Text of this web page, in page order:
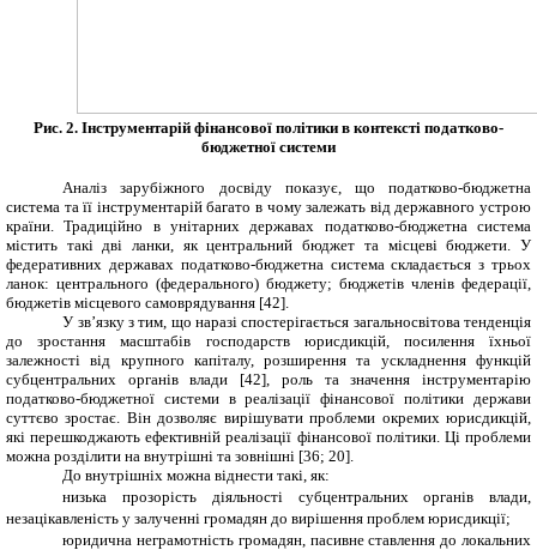
Рис. 2. Інструментарій фінансової політики в контексті податково-
бюджетної системи
Аналіз зарубіжного досвіду показує, що податково-бюджетна
система та її інструментарій багато в чому залежать від державного устрою
країни. Традиційно в унітарних державах податково-бюджетна система
містить такі дві ланки, як центральний бюджет та місцеві бюджети .У
федеративних державах податково-бюджетна система складається з трьох
ланок: центрального (федерального) бюджету; бюджетів членів федерації,
бюджетів місцевого самоврядування [42].
У зв’язку з тим, що наразі спостерігається загальносвітова тенденція
до зростання масштабів господарств юрисдикцій, посилення їхньої
залежності від крупного капіталу, розширення та ускладнення функцій
субцентральних органів влади [42], роль та значення інструментарію
податково-бюджетної системи в реалізації фінансової політики держави
суттєво зростає. Він дозволяє вирішувати проблеми окремих юрисдикцій,
які перешкоджають ефективній реалізації фінансової політики. Ці проблеми
можна розділити на внутрішні та зовнішні [36; 20].
До внутрішніх можна віднести такі, як:
низька прозорість діяльності субцентральних органів влади,
незацікавленість у залученні громадян до вирішення проблем юрисдикції;
юридична неграмотність громадян, пасивне ставлення до локальних